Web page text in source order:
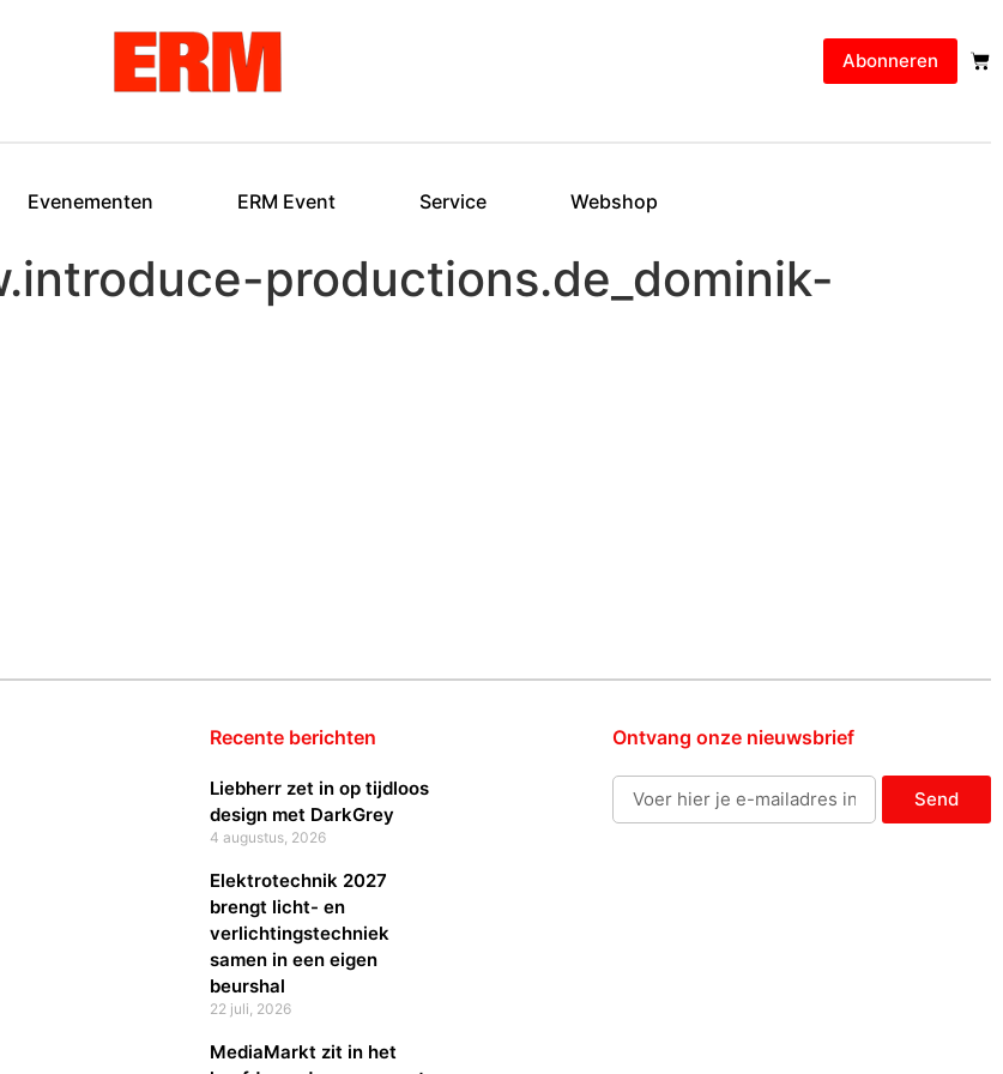
Abonneren
Evenementen ERM Event Service Webshop
productions.de_dominik-
Recente berichten Ontvang onze nieuwsbrief
Liebherr zet in op tijdloos
design met DarkGrey
4 augustus, 2026
Elektrotechnik 2027
brengt licht- en
verlichtingstechniek
samen in een eigen
beurshal
22 juli, 2026
MediaMarkt zit in het
Send